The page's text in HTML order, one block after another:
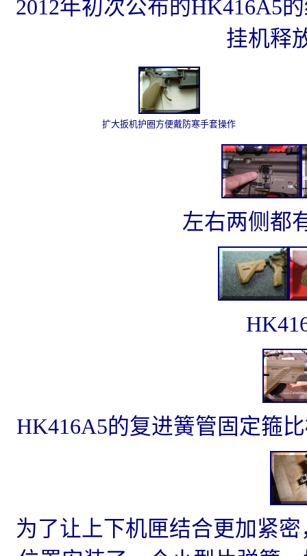
2012年初次公布的HK416A5
挂机释
扩大扳机护圈方便戴防寒手套操作
左右两侧都
HK416A5的复进簧管固定箍
为了让上下机匣结合更加紧